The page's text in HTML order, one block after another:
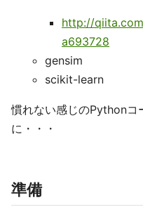
http://
a693728
gensim
scikit-learn
慣れない感じのPythonコ
に・・・
準備